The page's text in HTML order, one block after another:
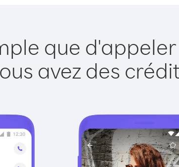
que
avez des